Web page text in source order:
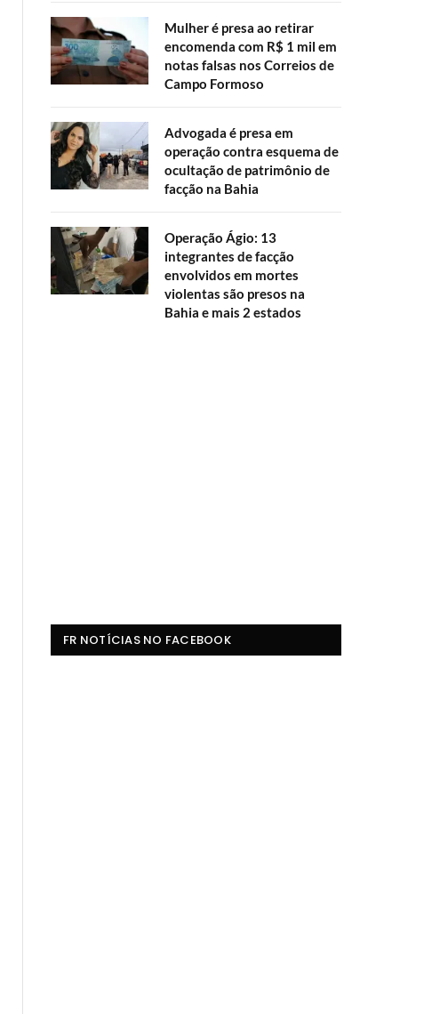
Mulher é presa ao retirar
encomenda com R$ 1 mil em
notas falsas nos Correios de
Campo Formoso
Advogada é presa em
operação contra esquema de
ocultação de patrimônio de
facção na Bahia
Operação Ágio: 13
integrantes de facção
envolvidos em mortes
violentas são presos na
Bahia e mais 2 estados
FR NOTÍCIAS NO FACEBOOK